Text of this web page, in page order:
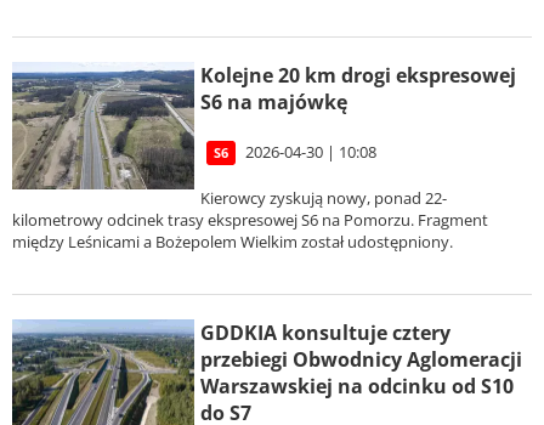
Kolejne 20 km drogi ekspresowej
S6 na majówkę
S6 2026-04-30 | 10:08
Kierowcy zyskują nowy, ponad 22-
kilometrowy odcinek trasy ekspresowej S6 na Pomorzu. Fragment
między Leśnicami a Bożepolem Wielkim został udostępniony.
GDDKIA konsultuje cztery
przebiegi Obwodnicy Aglomeracji
Warszawskiej na odcinku od S10
do S7